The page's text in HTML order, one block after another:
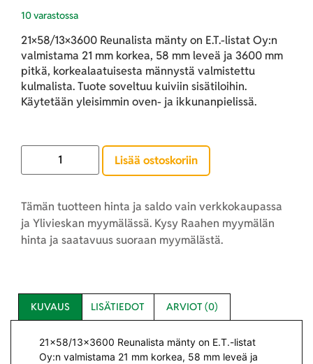
10 varastossa
21×58/13×3600 Reunalista mänty on E.T.-listat Oy:n
valmistama 21 mm korkea, 58 mm leveä ja 3600 mm
pitkä, korkealaatuisesta männystä valmistettu
kulmalista. Tuote soveltuu kuiviin sisätiloihin.
Käytetään yleisimmin oven- ja ikkunanpielissä.
Lisää ostoskoriin
Tämän tuotteen hinta ja saldo vain verkkokaupassa
ja Ylivieskan myymälässä. Kysy Raahen myymälän
hinta ja saatavuus suoraan myymälästä.
KUVAUS LISÄTIEDOT ARVIOT (0)
21×58/13×3600 Reunalista mänty on E.T.-listat
Oy:n valmistama 21 mm korkea, 58 mm leveä ja